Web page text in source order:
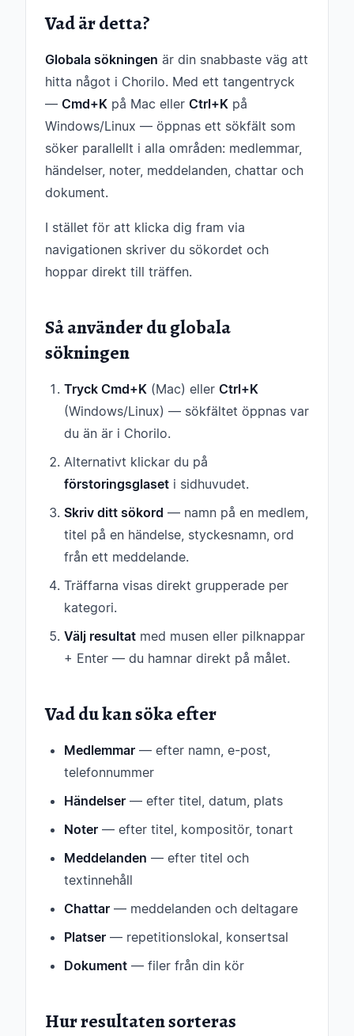
Vad är detta?
Globala sökningen är din snabbaste väg att
hitta något i Chorilo. Med ett tangentryck
— Cmd+K på Mac eller Ctrl+K på
Windows/Linux — öppnas ett sökfält som
söker parallellt i alla områden: medlemmar,
händelser, noter, meddelanden, chattar och
dokument.
I stället för att klicka dig fram via
navigationen skriver du sökordet och
hoppar direkt till träffen.
Så använder du globala
sökningen
Tryck Cmd+K (Mac) eller Ctrl+K
(Windows/Linux) — sökfältet öppnas var
du än är i Chorilo.
Alternativt klickar du på
förstoringsglaset i sidhuvudet.
Skriv ditt sökord — namn på en medlem,
titel på en händelse, styckesnamn, ord
från ett meddelande.
Träffarna visas direkt grupperade per
kategori.
Välj resultat med musen eller pilknappar
+ Enter — du hamnar direkt på målet.
Vad du kan söka efter
Medlemmar — efter namn, e-post,
telefonnummer
Händelser — efter titel, datum, plats
Noter — efter titel, kompositör, tonart
Meddelanden — efter titel och
textinnehåll
Chattar — meddelanden och deltagare
Platser — repetitionslokal, konsertsal
Dokument — filer från din kör
Hur resultaten sorteras